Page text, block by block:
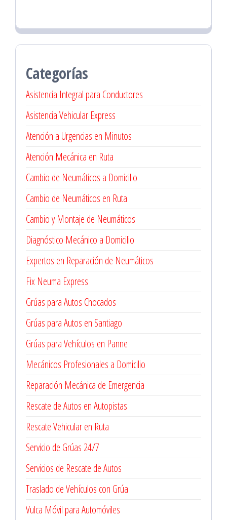
Vulca
Categorías
Asistencia Integral para Conductores
Asistencia Vehicular Express
Atención a Urgencias en Minutos
Atención Mecánica en Ruta
Cambio de Neumáticos a Domicilio
Cambio de Neumáticos en Ruta
Cambio y Montaje de Neumáticos
Diagnóstico Mecánico a Domicilio
Expertos en Reparación de Neumáticos
Fix Neuma Express
Grúas para Autos Chocados
Grúas para Autos en Santiago
Grúas para Vehículos en Panne
Mecánicos Profesionales a Domicilio
Reparación Mecánica de Emergencia
Rescate de Autos en Autopistas
Rescate Vehicular en Ruta
Servicio de Grúas 24/7
Servicios de Rescate de Autos
Traslado de Vehículos con Grúa
Vulca Móvil para Automóviles